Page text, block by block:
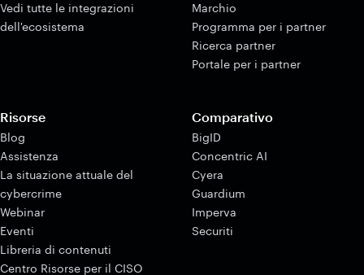
Vedi tutte le integrazioni
dell'ecosistema
Marchio
Programma per i partner
Ricerca partner
Portale per i partner
Risorse
Blog
Assistenza
La situazione attuale del
cybercrime
Webinar
Eventi
Libreria di contenuti
Centro Risorse per il CISO
Comparativo
BigID
Concentric AI
Cyera
Guardium
Imperva
Securiti